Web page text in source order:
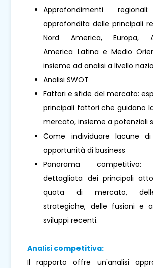
Approfondimenti
approfondita delle principali
Nord America, Europa,
America Latina e Medio
insieme ad analisi a livello
Analisi SWOT
Fattori e sfide del mercato:
principali fattori che guidano
mercato, insieme a potenziali
Come individuare lacune
opportunità di business
Panorama competitivo:
dettagliata dei principali
quota di mercato,
strategiche, delle fusioni e
sviluppi recenti.
Analisi competitiva:
Il rapporto offre un'analisi